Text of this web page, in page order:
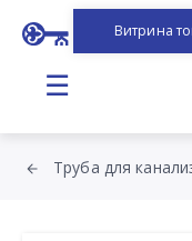
Витрина
☰
Труба для